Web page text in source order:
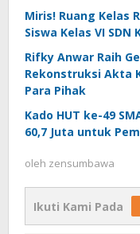
Miris! Ruang Kelas
Siswa Kelas VI
Rifky Anwar Raih
Rekonstruksi Akta
Para Pihak
Kado HUT ke-49
60,7 Juta untuk
oleh zensumbawa
Ikuti Kami Pada